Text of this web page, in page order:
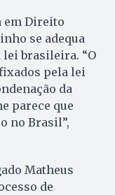
em Direito
se adequa
lei brasileira. “O
pela lei
da
parece que
no Brasil”,
Matheus
de